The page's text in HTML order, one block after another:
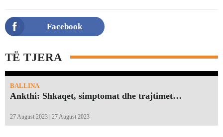
Facebook
TË TJERA
BALLINA
Ankthi: Shkaqet, simptomat dhe trajtimet…
27 August 2023 | 27 August 2023